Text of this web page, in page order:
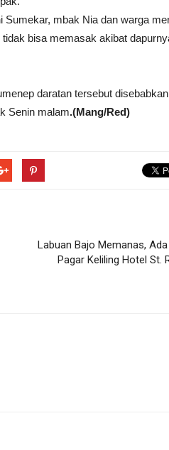
mbak Nia dan warga
bisa memasak akibat
daratan tersebut
Senin malam.(Mang/Red)
Labuan Bajo Memanas,
Pagar Keliling Hotel St.